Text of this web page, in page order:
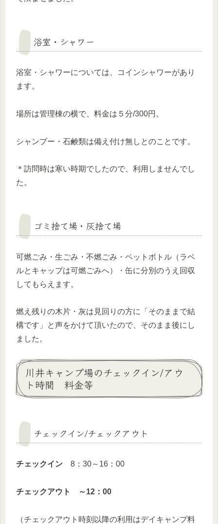
浴室・シャワー
浴室・シャワーについては、コインシャワーがあり
ます。
場所は管理棟の横で、料金は５分/300円。
シャンプー・石鹸類は備え付け無しとのことです。
＊訪問時は寒い時期でしたので、利用しませんでし
た。
ゴミ捨て場・灰捨て場
可燃ごみ・生ごみ・不燃ごみ・ペットボトル（ラベ
ルとキャップは可燃ごみへ）・缶に分別のうえ回収
してもらえます。
燃え残りの木片・灰は見回りの方に「そのままで結
構です」と声をかけて頂いたので、そのまま後にし
ました。
川井キャンプ場のチェックイン/アウ
ト時間 料金等
チェックイン/チェックアウト
チェックイン 8：30～16：00
チェックアウト ～12：00
（チェックアウト時刻以降の利用はデイキャンプ料